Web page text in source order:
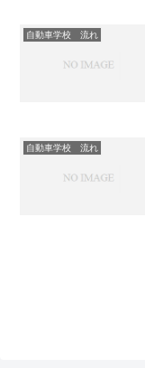
自動車学校 流れ
自動車学校 流れ